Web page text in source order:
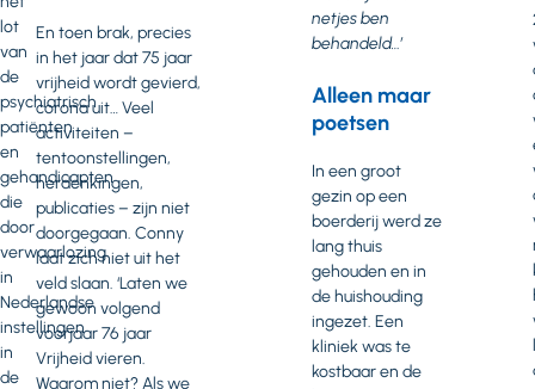
lot
van
de
psychiatrisch
patiënten
en
gehandicapten
die
door
verwaarlozing
in
Nederlandse
instellingen
in
de
En toen brak, precies
in het jaar dat 75 jaar
vrijheid wordt gevierd,
corona uit… Veel
activiteiten –
tentoonstellingen,
herdenkingen,
publicaties – zijn niet
doorgegaan. Conny
laat zich niet uit het
veld slaan. ‘Laten we
gewoon volgend
voorjaar 76 jaar
Vrijheid vieren.
Waarom niet? Als we
netjes ben
behandeld…’
Alleen maar
poetsen
In een groot
gezin op een
boerderij werd ze
lang thuis
gehouden en in
de huishouding
ingezet. Een
kliniek was te
kostbaar en de